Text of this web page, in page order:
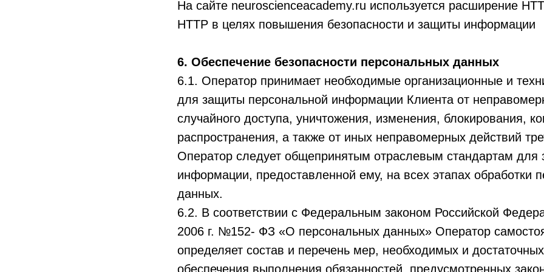
На сайте neuroscienceacademy.ru используется расширение
HTTP в целях повышения безопасности и защиты информации
6. Обеспечение безопасности персональных данных
6.1. Оператор принимает необходимые организационные и
для защиты персональной информации Клиента от
случайного доступа, уничтожения, изменения, блокирования,
распространения, а также от иных неправомерных действий
Оператор следует общепринятым отраслевым стандартам для
информации, предоставленной ему, на всех этапах обработки
данных.
6.2. В соответствии с Федеральным законом Российской
2006 г. №152- ФЗ «О персональных данных» Оператор
определяет состав и перечень мер, необходимых и
обеспечения выполнения обязанностей, предусмотренных